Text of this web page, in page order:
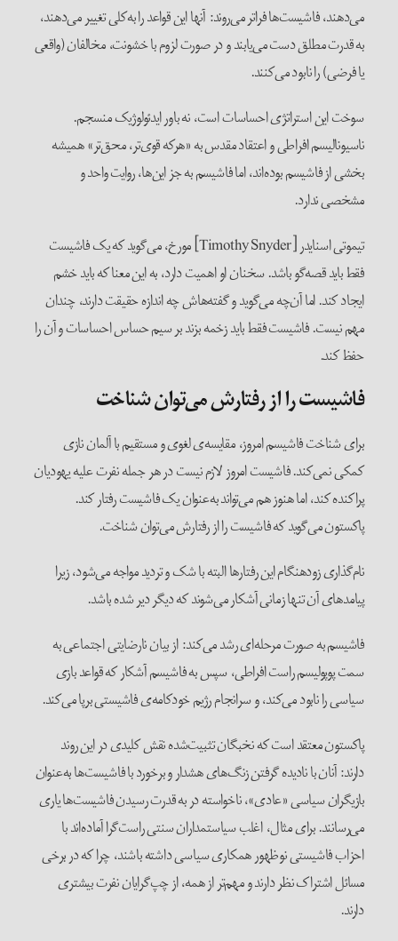
می‌دهند، فاشیست‌ها فراتر می‌روند: آنها این قواعد را به‌کلی تغییر می‌دهند،
به قدرت مطلق دست می‌یابند و در صورت لزوم با خشونت، مخالفان (واقعی
یا فرضی) را نابود می‌کنند.
سوخت این استراتژی احساسات است، نه باور ایدئولوژیک منسجم.
ناسیونالیسم افراطی و اعتقاد مقدس به «هرکه قوی‌تر، محق‌تر» همیشه
بخشی از فاشیسم بوده‌اند، اما فاشیسم به جز این‌ها، روایت واحد و
مشخصی ندارد.
تیموتی اسنایدر [Timothy Snyder] مورخ، می‌گوید که یک فاشیست
فقط باید قصه‌گو باشد. سخنان او اهمیت دارد، به این معنا که باید خشم
ایجاد کند. اما آن‌چه می‌گوید و گفته‌هاش چه اندازه حقیقت دارند، چندان
مهم نیست. فاشیست فقط باید زخمه بزند بر سیم حساس احساسات و آن را
حفظ کند.
فاشیست را از رفتارش می‌توان شناخت
برای شناخت فاشیسم امروز، مقایسه‌ی لغوی و مستقیم با آلمان نازی
کمکی نمی‌کند. فاشیست امروز لازم نیست در هر جمله نفرت علیه یهودیان
پراکنده ‌کند، اما هنوز هم می‌تواند به‌عنوان یک فاشیست رفتار کند.
پاکستون می‌گوید که فاشیست را از رفتارش می‌توان شناخت.
نام‌گذاری زودهنگام این رفتارها البته با شک و تردید مواجه می‌شود، زیرا
پیامدهای آن تنها زمانی آشکار می‌شوند که دیگر دیر شده باشد.
فاشیسم به صورت مرحله‌ای رشد می‌کند: از بیان نارضایتی اجتماعی به
سمت پوپولیسم راست افراطی، سپس به فاشیسم آشکار که قواعد بازی
سیاسی را نابود می‌کند، و سرانجام رژیم خودکامه‌ی فاشیستی برپا می‌کند.
پاکستون معتقد است که نخبگان تثبیت‌شده نقش کلیدی در این روند
دارند: آنان با نادیده گرفتن زنگ‌های هشدار و برخورد با فاشیست‌ها به‌عنوان
بازیگران سیاسی «عادی»، ناخواسته در به قدرت رسیدن فاشیست‌ها یاری
می‌رسانند. برای مثال، اغلب سیاستمداران سنتی راست‌گرا آماده‌اند با
احزاب فاشیستی نوظهور همکاری سیاسی داشته باشند، چرا که در برخی
مسائل اشتراک نظر دارند و مهم‌تر از همه، از چپ‌گرایان نفرت بیشتری
دارند.